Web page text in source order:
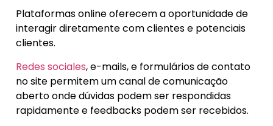
Plataformas online oferecem a oportunidade de
interagir diretamente com clientes e potenciais
clientes.
Redes sociales, e-mails, e formulários de contato
no site permitem um canal de comunicação
aberto onde dúvidas podem ser respondidas
rapidamente e feedbacks podem ser recebidos.